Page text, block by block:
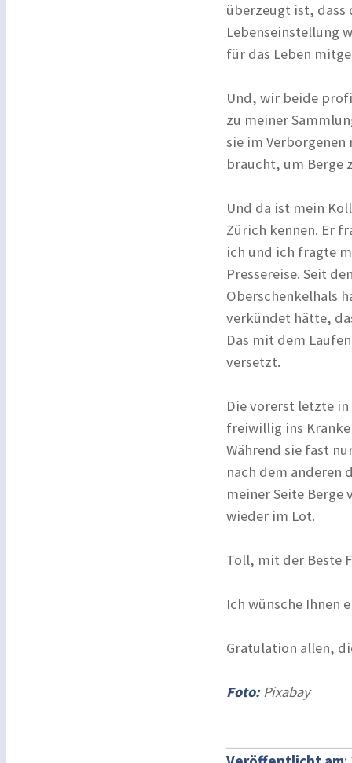
überzeugt ist, dass
Lebenseinstellung
für das Leben
Und, wir beide
zu meiner
sie im
braucht, um Berge
Und da ist mein
Zürich kennen. Er
ich und ich fragte
Pressereise. Seit
Oberschenkelhals
verkündet hätte,
Das mit dem
versetzt.
Die vorerst letzte in
freiwillig ins
Während sie fast
nach dem anderen
meiner Seite Berge
wieder im Lot.
Toll, mit der Beste
Ich wünsche Ihnen
Gratulation allen,
Foto:Pixabay